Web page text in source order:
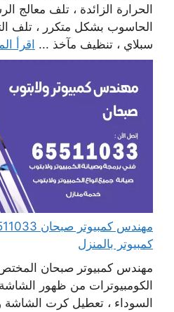
الحرارة الزائدة ، تلف معالج
الحاسوب بشكل متكرر ، تلف
سبلاي ، تنظيف مآخذ ... اقرأ
كمبيوتر بالمنزل
مهندس كمبيوتر صبحان
الكومبيوترات من ظهور
السوداء ، تعطيل كرت الشاشة